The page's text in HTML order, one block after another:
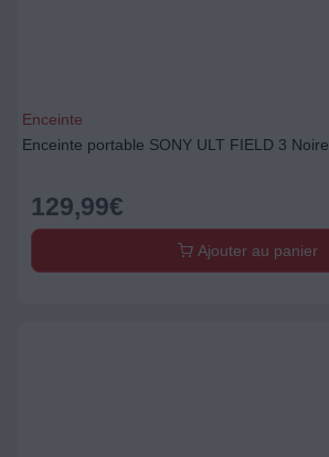
Enceinte
Enceinte portable SONY ULT FIELD 3 Noire
129,99€
Ajouter au panier